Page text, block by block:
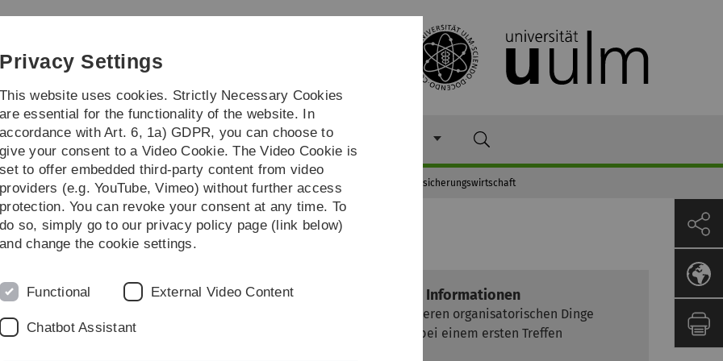
Skip
Skip
Skip
Skip
and study program Ulm Actuarial Program
Vorlesungen und Seminare Sommersemester Ausgewählte Aspekte der Versicherungswirtschaft
der Versicherungswirtschaft
Weitere Informationen
Alle weiteren organisatorischen Dinge
werden bei einem ersten Treffen
Privacy Settings
This website uses cookies. Strictly Necessary Cookies
are essential for the functionality of the website. In
accordance with Art. 6, 1a) GDPR, you can choose to
give your consent to a Video Cookie. The Video Cookie is
set to offer embedded third-party content from video
providers (e.g. YouTube, Vimeo) without further access
protection. You can revoke your consent at any time. To
do so, simply go to our privacy policy page (link below)
and change the cookie settings.
Functional External Video Content
Chatbot Assistant